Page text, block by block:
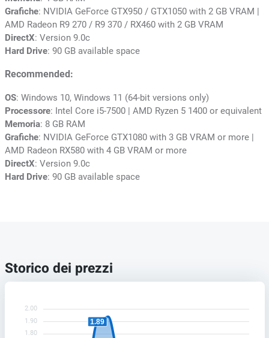
Grafiche: NVIDIA GeForce GTX950 / GTX1050 with 2 GB VRAM |
AMD Radeon R9 270 / R9 370 / RX460 with 2 GB VRAM
DirectX: Version 9.0c
Hard Drive: 90 GB available space
Recommended:
OS: Windows 10, Windows 11 (64-bit versions only)
Processore: Intel Core i5-7500 | AMD Ryzen 5 1400 or equivalent
Memoria: 8 GB RAM
Grafiche: NVIDIA GeForce GTX1080 with 3 GB VRAM or more |
AMD Radeon RX580 with 4 GB VRAM or more
DirectX: Version 9.0c
Hard Drive: 90 GB available space
Storico dei prezzi
2.00
1.90
1.80
1.89